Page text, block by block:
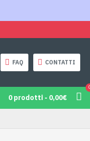
FAQ CONTATTI
0 prodotti - 0,00€